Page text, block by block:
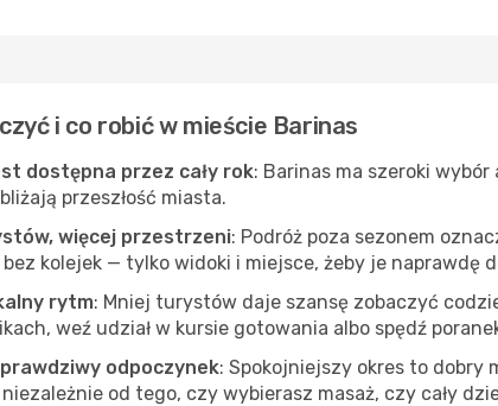
i co robić w mieście Barinas
dostępna przez cały rok: Barinas ma szeroki
przeszłość miasta.
więcej przestrzeni: Podróż poza sezonem
bez kolejek — tylko widoki i miejsce, żeby je naprawdę
rytm: Mniej turystów daje szansę zobaczyć
weź udział w kursie gotowania albo spędź
odpoczynek: Spokojniejszy okres to dobry
od tego, czy wybierasz masaż, czy cały